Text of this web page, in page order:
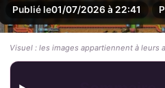
Publié le01/07/2026 à 22:41
Visuel : les images appartiennent à leurs